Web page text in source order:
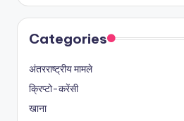
Categories
अंतरराष्ट्रीय मामले
क्रिप्टो-करेंसी
खाना